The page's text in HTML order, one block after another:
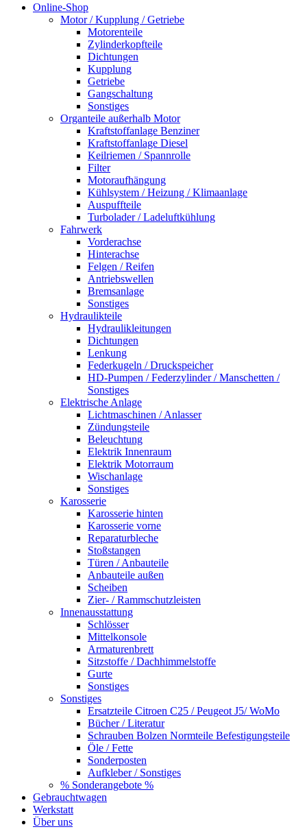
Online-Shop
Motor / Kupplung / Getriebe
Motorenteile
Zylinderkopfteile
Dichtungen
Kupplung
Getriebe
Gangschaltung
Sonstiges
Organteile außerhalb Motor
Kraftstoffanlage Benziner
Kraftstoffanlage Diesel
Keilriemen / Spannrolle
Filter
Motoraufhängung
Kühlsystem / Heizung / Klimaanlage
Auspuffteile
Turbolader / Ladeluftkühlung
Fahrwerk
Vorderachse
Hinterachse
Felgen / Reifen
Antriebswellen
Bremsanlage
Sonstiges
Hydraulikteile
Hydraulikleitungen
Dichtungen
Lenkung
Federkugeln / Druckspeicher
HD-Pumpen / Federzylinder / Manschetten /
Sonstiges
Elektrische Anlage
Lichtmaschinen / Anlasser
Zündungsteile
Beleuchtung
Elektrik Innenraum
Elektrik Motorraum
Wischanlage
Sonstiges
Karosserie
Karosserie hinten
Karosserie vorne
Reparaturbleche
Stoßstangen
Türen / Anbauteile
Anbauteile außen
Scheiben
Zier- / Rammschutzleisten
Innenausstattung
Schlösser
Mittelkonsole
Armaturenbrett
Sitzstoffe / Dachhimmelstoffe
Gurte
Sonstiges
Sonstiges
Ersatzteile Citroen C25 / Peugeot J5/ WoMo
Bücher / Literatur
Schrauben Bolzen Normteile Befestigungsteile
Öle / Fette
Sonderposten
Aufkleber / Sonstiges
% Sonderangebote %
Gebrauchtwagen
Werkstatt
Über uns